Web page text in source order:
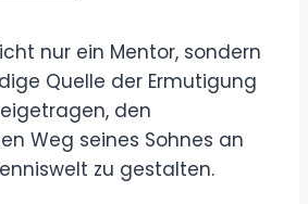
nur ein Mentor, sondern
Quelle der Ermutigung
den
Weg seines Sohnes an
zu gestalten.